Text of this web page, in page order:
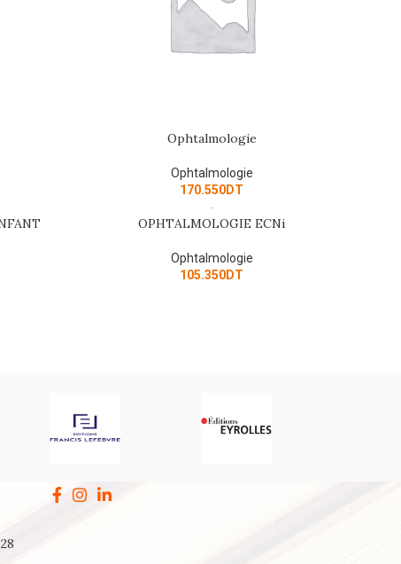
Ophtalmologie
Ophtalmologie
170.550DT
READ MOREOPHTALMOLOGIE ECNi
Ophtalmologie
105.350DT